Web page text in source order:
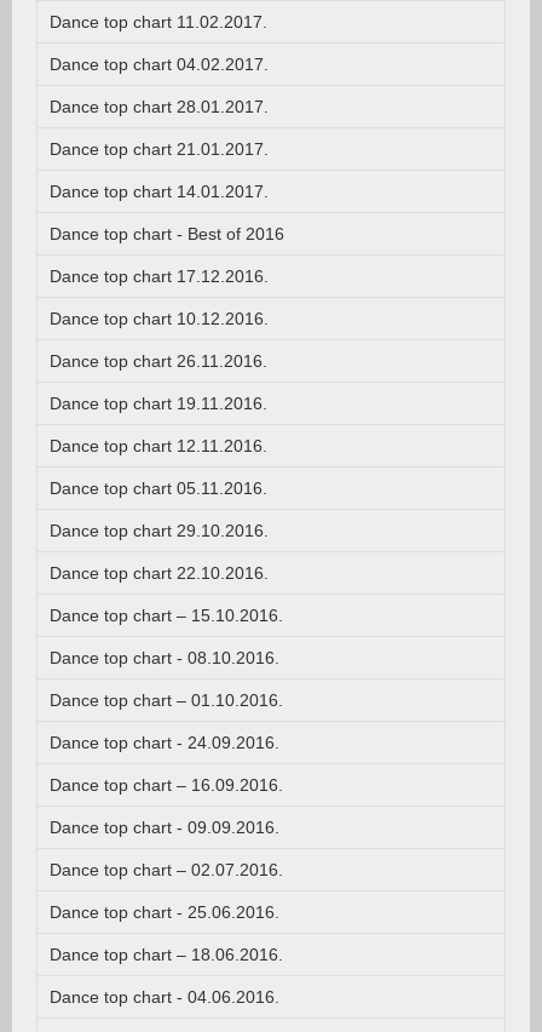
Dance top chart 11.02.2017.
Dance top chart 04.02.2017.
Dance top chart 28.01.2017.
Dance top chart 21.01.2017.
Dance top chart 14.01.2017.
Dance top chart - Best of 2016
Dance top chart 17.12.2016.
Dance top chart 10.12.2016.
Dance top chart 26.11.2016.
Dance top chart 19.11.2016.
Dance top chart 12.11.2016.
Dance top chart 05.11.2016.
Dance top chart 29.10.2016.
Dance top chart 22.10.2016.
Dance top chart – 15.10.2016.
Dance top chart - 08.10.2016.
Dance top chart – 01.10.2016.
Dance top chart - 24.09.2016.
Dance top chart – 16.09.2016.
Dance top chart - 09.09.2016.
Dance top chart – 02.07.2016.
Dance top chart - 25.06.2016.
Dance top chart – 18.06.2016.
Dance top chart - 04.06.2016.